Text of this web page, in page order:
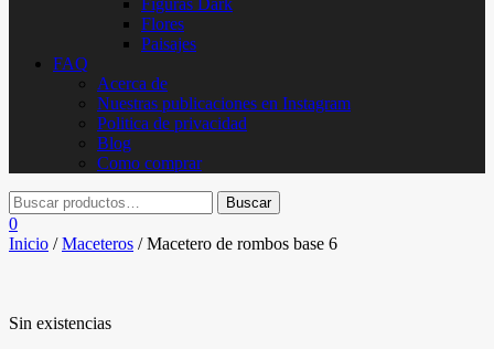
Figuras Dark
Flores
Paisajes
FAQ
Acerca de
Nuestras publicaciones en Instagram
Politica de privacidad
Blog
Como comprar
0
Inicio /Maceteros / Macetero de rombos base 6
Sin existencias